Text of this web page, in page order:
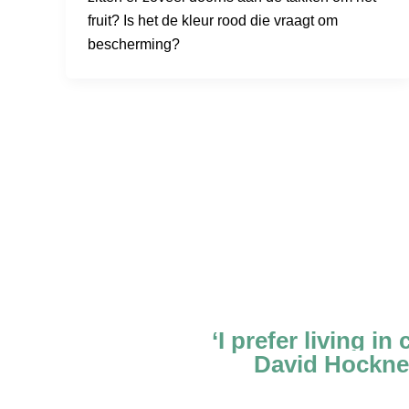
fruit? Is het de kleur rood die vraagt om
bescherming?
‘I prefer living in
David